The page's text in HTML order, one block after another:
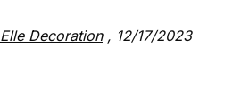
Elle Decoration, 12/17/2023